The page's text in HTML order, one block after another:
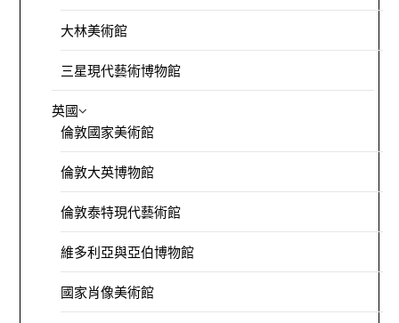
大林美術館
三星現代藝術博物館
英國
倫敦國家美術館
倫敦大英博物館
倫敦泰特現代藝術館
維多利亞與亞伯博物館
國家肖像美術館